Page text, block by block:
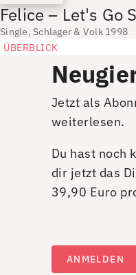
Felice – Let's Go
Single, Schlager & Volk 1998
ÜBERBLICK
Jetzt als
weiterlesen.
Du hast noch
dir jetzt das
39,90 Euro
ANMELDEN